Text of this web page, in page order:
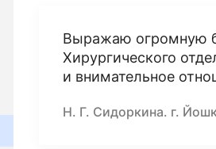
Выражаю огромную
Хирургического
и внимательное
Н. Г. Сидоркина. г.